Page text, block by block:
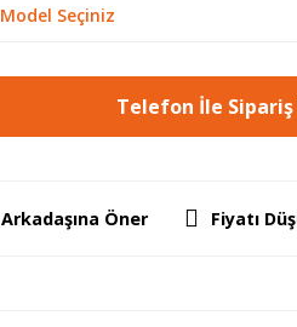
Telefon İle
Arkadaşına Öner Fiyatı